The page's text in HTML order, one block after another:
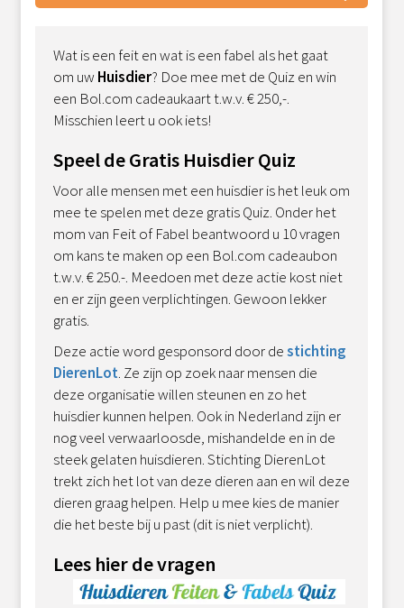
Wat is een feit en wat is een fabel als het gaat
om uw Huisdier? Doe mee met de Quiz en win
een Bol.com cadeaukaart t.w.v. € 250,-.
Misschien leert u ook iets!
Speel de Gratis Huisdier Quiz
Voor alle mensen met een huisdier is het leuk om
mee te spelen met deze gratis Quiz. Onder het
mom van Feit of Fabel beantwoord u 10 vragen
om kans te maken op een Bol.com cadeaubon
t.w.v. € 250.-. Meedoen met deze actie kost niet
en er zijn geen verplichtingen. Gewoon lekker
gratis.
Deze actie word gesponsord door destichting
DierenLot. Ze zijn op zoek naar mensen die
deze organisatie willen steunen en zo het
huisdier kunnen helpen. Ook in Nederland zijn er
nog veel verwaarloosde, mishandelde en in de
steek gelaten huisdieren. Stichting DierenLot
trekt zich het lot van deze dieren aan en wil deze
dieren graag helpen. Help u mee kies de manier
die het beste bij u past (dit is niet verplicht).
Lees hier de vragen